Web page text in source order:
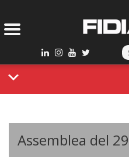
S
e
r
h
f
Assemblea del